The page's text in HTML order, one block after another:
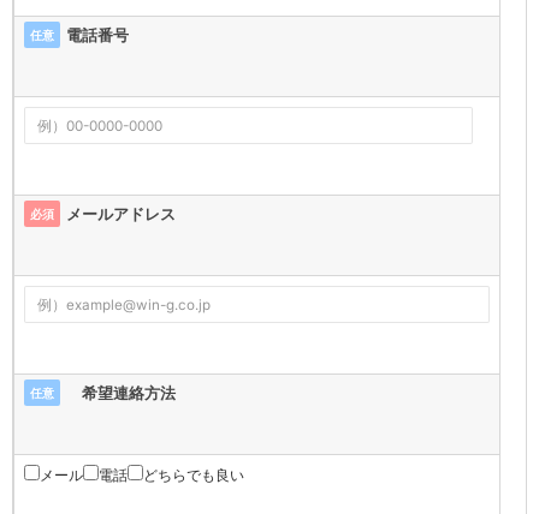
任意 電話番号
必須 メールアドレス
任意 希望連絡方法
メール 電話 どちらでも良い